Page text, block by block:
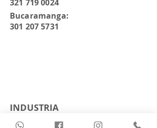
321 719 0024
Bucaramanga:
301 207 5731
INDUSTRIA